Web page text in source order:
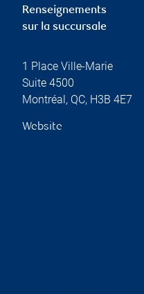
Renseignements
sur la succursale
1 Place Ville-Marie
Suite 4500
Montréal, QC, H3B 4E7
Website